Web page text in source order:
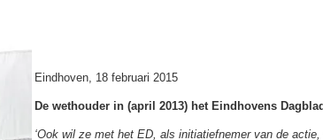
Eindhoven, 18 februari 2015
De wethouder in (april 2013) het Eindhovens
‘Ook wil ze met het ED, als initiatiefnemer van de